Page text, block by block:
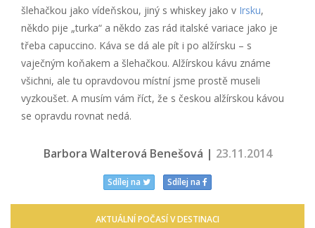
šlehačkou jako vídeňskou, jiný s whiskey jako v Irsku,
někdo pije „turka“ a někdo zas rád italské variace jako je
třeba capuccino. Káva se dá ale pít i po alžírsku – s
vaječným koňakem a šlehačkou. Alžírskou kávu známe
všichni, ale tu opravdovou místní jsme prostě museli
vyzkoušet. A musím vám říct, že s českou alžírskou kávou
se opravdu rovnat nedá.
Barbora Walterová Benešová | 23.11.2014
Sdílej na Sdílej na
AKTUÁLNÍ POČASÍ V DESTINACI